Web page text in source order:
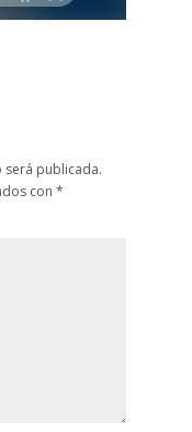
publicada.
con *